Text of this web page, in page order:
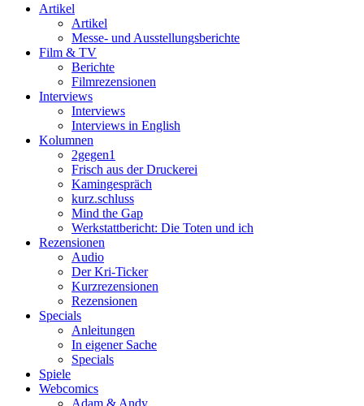
Artikel
Artikel
Messe- und Ausstellungsberichte
Film & TV
Berichte
Filmrezensionen
Interviews
Interviews
Interviews in English
Kolumnen
2gegen1
Frisch aus der Druckerei
Kamingespräch
kurz.schluss
Mind the Gap
Werkstattbericht: Die Toten und ich
Rezensionen
Audio
Der Kri-Ticker
Kurzrezensionen
Rezensionen
Specials
Anleitungen
In eigener Sache
Specials
Spiele
Webcomics
Adam & Andy